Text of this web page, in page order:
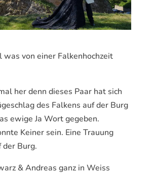
was von einer Falkenhochzeit
her denn dieses Paar hat sich
des Falkens auf der Burg
ewige Ja Wort gegeben.
Keiner sein. Eine Trauung
der Burg.
& Andreas ganz in Weiss